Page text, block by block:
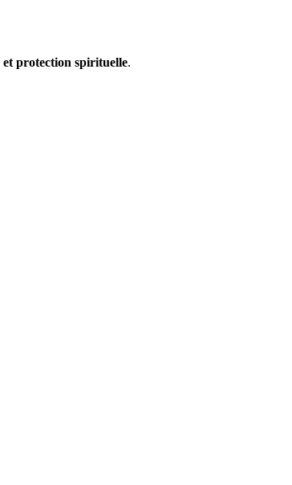
protection spirituelle.